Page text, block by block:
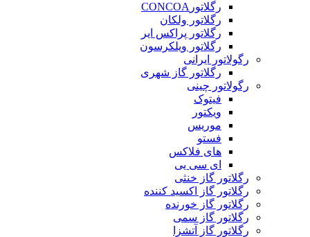
رگلاتورCONCOA
رگلاتور ولکان
رگلاتور پراکس ایر
رگلاتور ویلکرسون
رگولاتور ایرانی
رگلاتور گاز شهری
رگولاتور چینی
فیتوک
ویکتور
موریس
فستو
های فلاکس
ای سی یی
رگلاتور گاز خنثی
رگلاتور گاز اکسید کننده
رگلاتور گاز خورنده
رگلاتور گاز سمی
رگلاتور گاز آتشزا